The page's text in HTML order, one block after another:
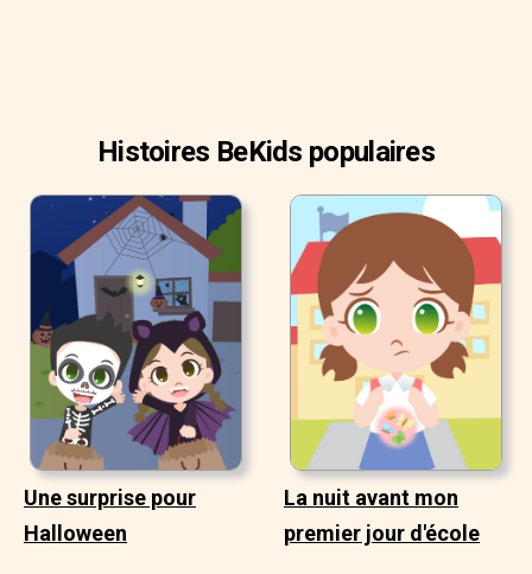
Histoires BeKids populaires
Une surprise pour
Halloween
La nuit avant mon
premier jour d'école